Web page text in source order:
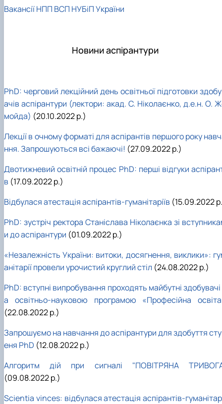
Вакансії НПП ВСП НУБіП України
Новини аспірантури
PhD: черговий лекційний день освітньої підготовки
ачів аспірантури (лектори: акад. С. Ніколаєнко, д.е.н. О.
мойда) (20.10.2022 р.)
Лекції в очному форматі для аспірантів першого року
ння. Запрошуються всі бажаючі! (27.09.2022 р.)
Двотижневий освітній процес PhD: перші відгуки
в (17.09.2022 р.)
Відбулася атестація аспірантів-гуманітаріїв (15.09.2022
PhD: зустріч ректора Станіслава Ніколаєнка зі
и до аспірантури (01.09.2022 р.)
«Незалежність України: витоки, досягнення, виклики»:
анітарії провели урочистий круглий стіл (24.08.2022 р.)
PhD: вступні випробування проходять майбутні здобувачі
а освітньо-науковою програмою «Професійна
(22.08.2022 р.)
Запрошуємо на навчання до аспірантури для здобуття
еня PhD (12.08.2022 р.)
Алгоритм дій при сигналі "ПОВІТРЯНА
(09.08.2022 р.)
Scientia vinces: відбулася атестація аспірантів-